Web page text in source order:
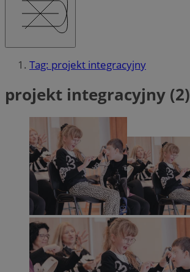
Tag: projekt integracyjny
projekt integracyjny (2)